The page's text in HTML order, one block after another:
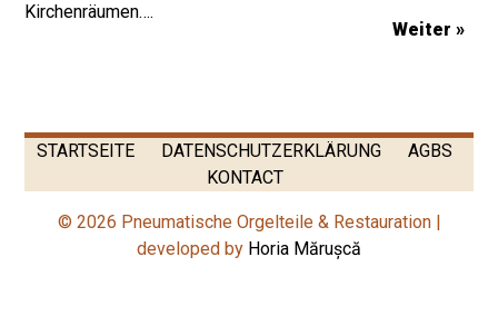
Kirchenräumen….
Weiter »
STARTSEITE DATENSCHUTZERKLÄRUNG
AGBS
KONTACT
© 2026 Pneumatische Orgelteile & Restauration |
developed by Horia Mărușcă